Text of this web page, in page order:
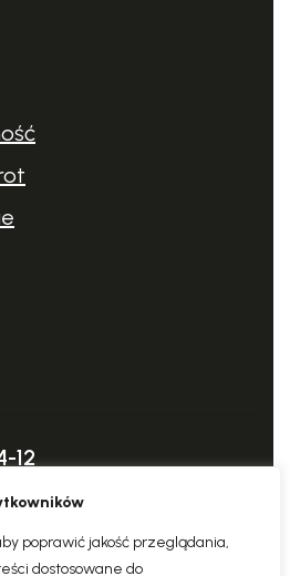
poprawić jakość przeglądania,
dostosowane do
koła są odporne na
12
expert.pl